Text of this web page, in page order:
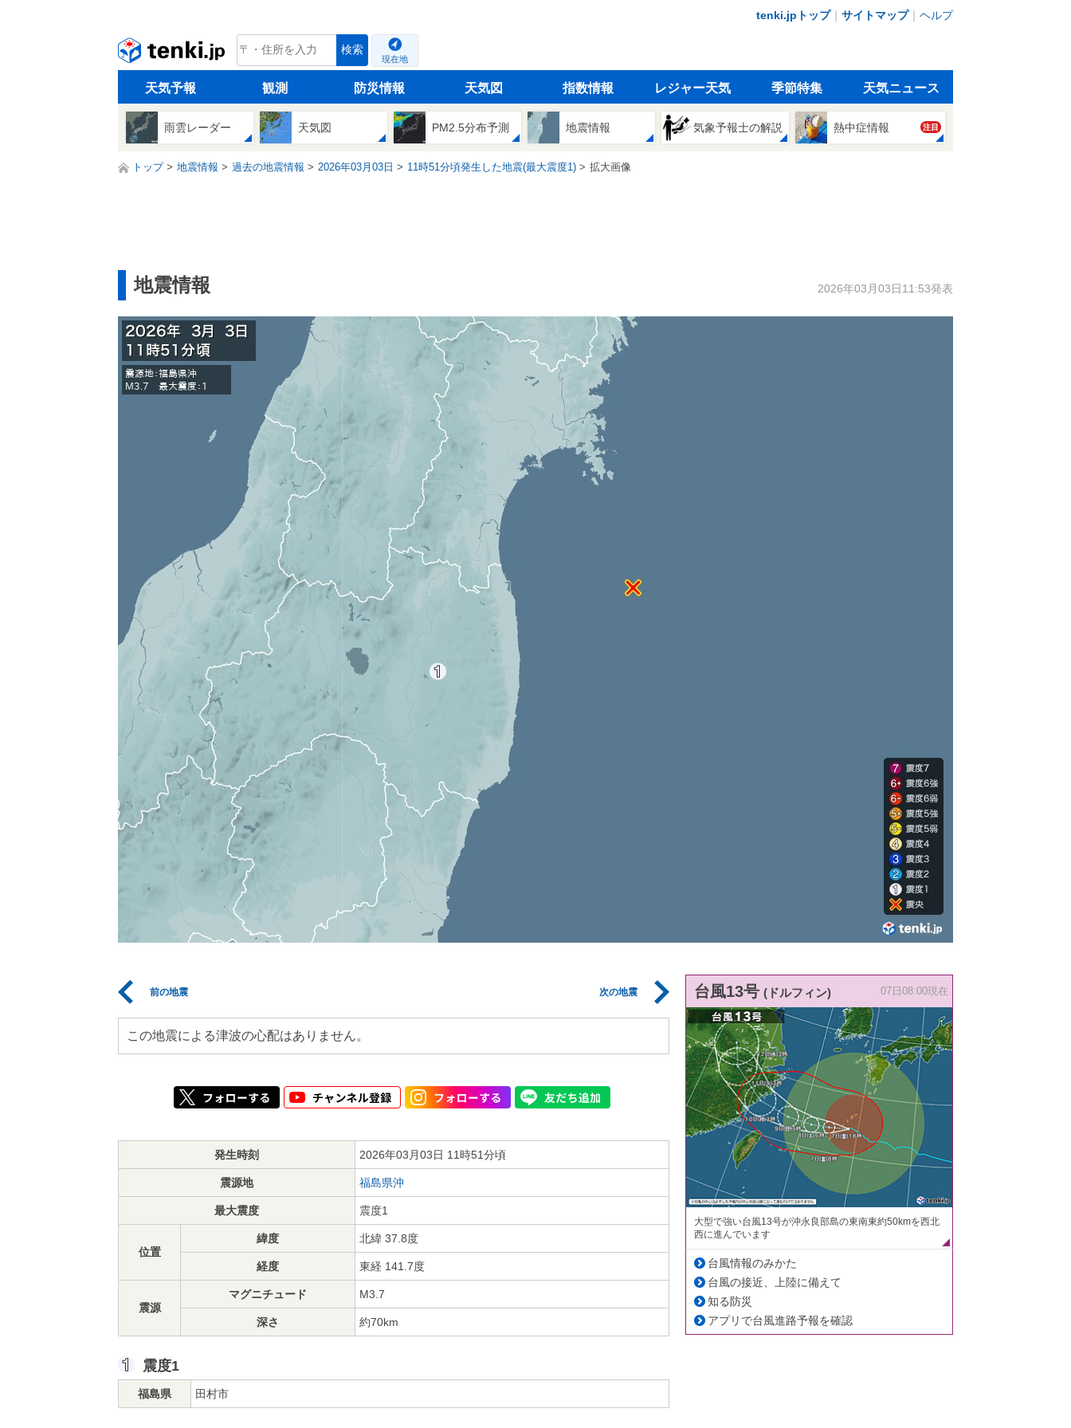
tenki.jpトップ｜ サイトマップ｜ ヘルプ
tenki.jp 検索
現在地
天気予報 観測 防災情報 天気図 指数情報 レジャー天気 季節特集 天気ニュース
雨雲レーダー 天気図 PM2.5分布予測 地震情報 気象予報士の解説 熱中症情報 注目
トップ 地震情報 過去の地震情報 2026年03月03日 11時51分頃発生した地震(最大震度1) 拡大画像
地震情報 2026年03月03日11:53発表
前の地震 次の地震
この地震による津波の心配はありません。
発生時刻 2026年03月03日 11時51分頃
震源地 福島県沖
最大震度 震度1
位置
緯度 北緯 37.8度
経度 東経 141.7度
震源
マグニチュード M3.7
深さ 約70km
震度1
福島県 田村市
台風13号 (ドルフィン) 07日08:00現在
大型で強い台風13号が沖永良部島の東南東約50kmを西北
西に進んでいます
台風情報のみかた
台風の接近、上陸に備えて
知る防災
アプリで台風進路予報を確認